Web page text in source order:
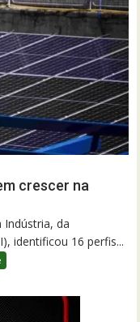
crescer na
da
identificou 16 perfis...